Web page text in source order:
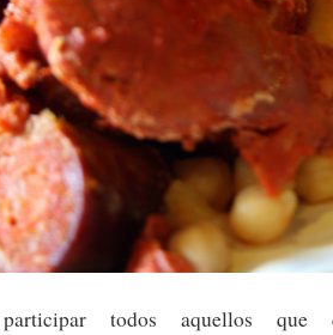
todos aquellos que